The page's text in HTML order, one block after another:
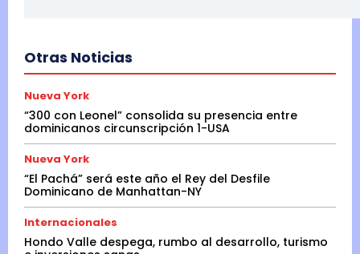
Otras Noticias
Nueva York
“300 con Leonel” consolida su presencia entre
dominicanos circunscripción 1-USA
Nueva York
“El Pachá” será este año el Rey del Desfile
Dominicano de Manhattan-NY
Internacionales
Hondo Valle despega, rumbo al desarrollo, turismo